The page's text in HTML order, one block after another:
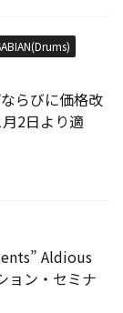
らびに価格改
2日より適
Aldious
ョン・セミナ